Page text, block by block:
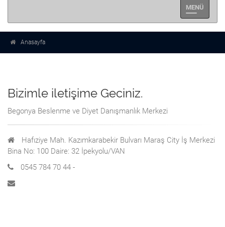
Men�
Anasayfa
Bizimle iletişime Geciniz.
Begonya Beslenme ve Diyet Danışmanlık Merkezi
Hafıziye Mah. Kazımkarabekir Bulvarı Maraş City İş Merkezi
Bina No: 100 Daire: 32 İpekyolu/VAN
0545 784 70 44 -